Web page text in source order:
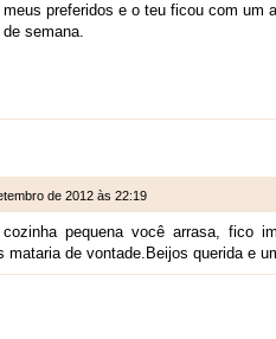
preferidos e o teu ficou com um
semana.
de 2012 às 22:19
pequena você arrasa, fico
mataria de vontade.Beijos querida e